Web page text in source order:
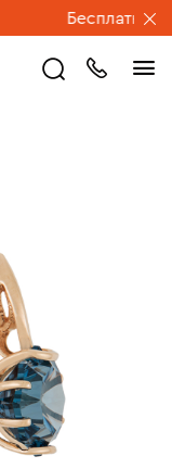
Бесплатная